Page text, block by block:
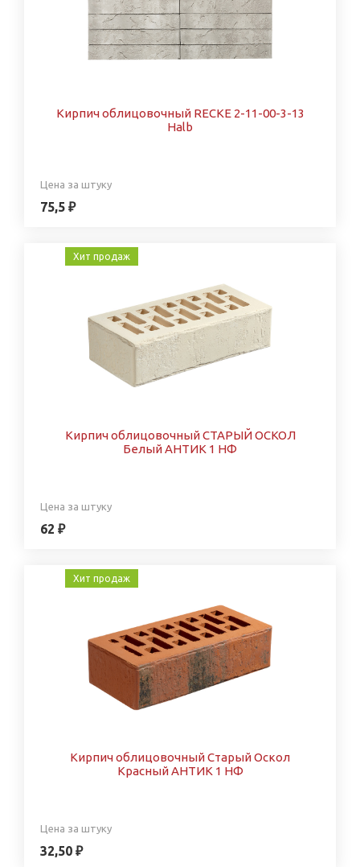
Кирпич облицовочный RECKE 2-11-00-3-13
Halb
Цена за штуку
75,5 ₽
Хит продаж
Кирпич облицовочный СТАРЫЙ ОСКОЛ
Белый АНТИК 1 НФ
Цена за штуку
62 ₽
Хит продаж
Кирпич облицовочный Старый Оскол
Красный АНТИК 1 НФ
Цена за штуку
32,50 ₽